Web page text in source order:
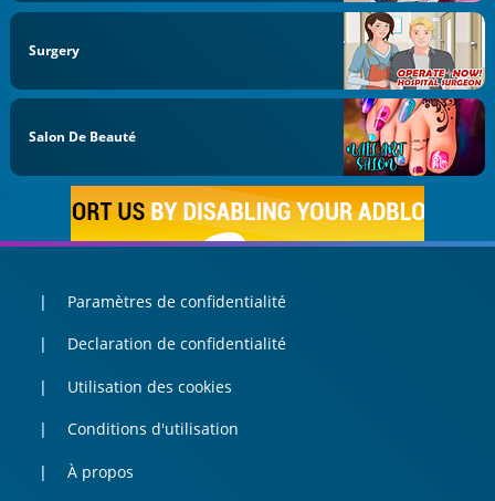
Surgery
Salon De Beauté
Paramètres de confidentialité
Declaration de confidentialité
Utilisation des cookies
Conditions d'utilisation
À propos